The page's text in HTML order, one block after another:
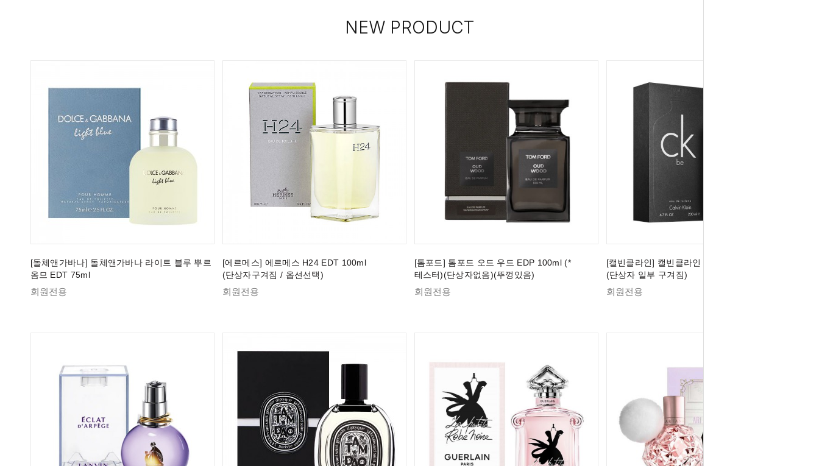
NEW PRODUCT
[돌체앤가바나] 돌체앤가바나 라이트 블루 뿌르
옴므 EDT 75ml
회원전용
[에르메스] 에르메스 H24 EDT 100ml
(단상자구겨짐 / 옵션선택)
회원전용
[톰포드] 톰포드 오드 우드 EDP 100ml (*
테스터)(단상자없음)(뚜껑있음)
회원전용
[캘빈클라인] 캘빈클라인 CK BE EDT 200ml
(단상자 일부 구겨짐)
회원전용